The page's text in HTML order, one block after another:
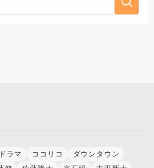
ラマ ココリコ
ダウンタウン